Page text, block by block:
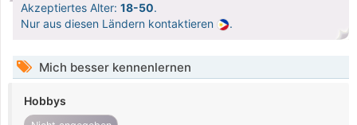
Akzeptiertes Alter: 18-50.
Nur aus diesen Ländern kontaktieren
.
Mich besser kennenlernen
Hobbys